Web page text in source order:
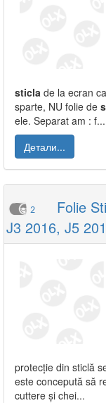
sticla de la ecran
sparte, NU folie de
ele. Separat am : f...
Детали...
2
Folie
J3 2016, J5
protecție din sticlă
este concepută să
cuttere și chei...